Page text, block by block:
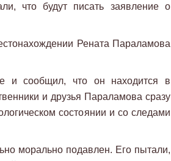
что будут писать заявление о
Рената Параламова
и сообщил, что он находится в
и друзья Параламова сразу
состоянии и со следами
морально подавлен. Его пытали,